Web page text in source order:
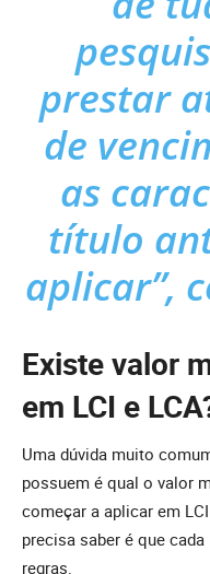
prestar
de
as
título
aplicar”,
Existe valor
em LCI e
Uma dúvida muito
possuem é qual o valor
começar a aplicar em
precisa saber é que
regras.